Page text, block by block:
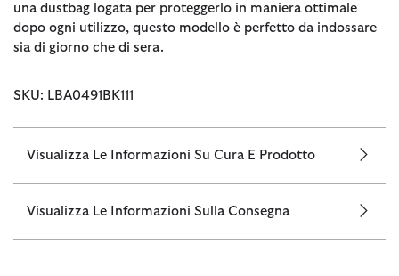
una dustbag logata per proteggerlo in maniera ottimale
dopo ogni utilizzo, questo modello è perfetto da indossare
sia di giorno che di sera.
SKU: LBA0491BK111
Visualizza Le Informazioni Su Cura E Prodotto
Visualizza Le Informazioni Sulla Consegna